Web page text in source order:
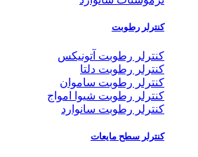
کنترلر رطوبت
کنترلر رطوبت آتونیکس
کنترلر رطوبت دلتا
کنترلر رطوبت ساموان
کنترلر رطوبت شیوا امواج
کنترلر رطوبت سانوارد
کنترلر سطح مایعات